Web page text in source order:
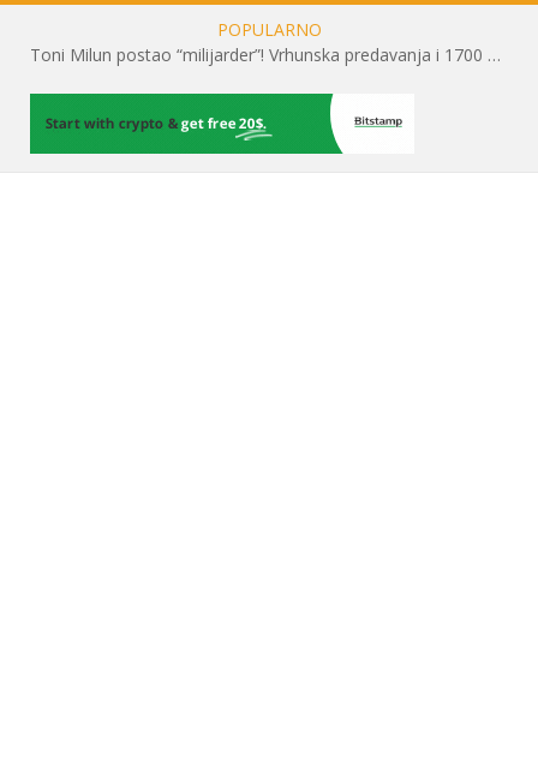
POPULARNO
Toni Milun postao “milijarder”! Vrhunska predavanja i 1700 posjetitelja obilježili su mjesec financijske pismenosti